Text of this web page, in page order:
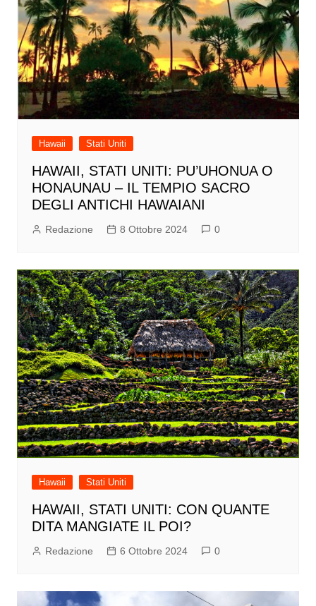
Hawaii Stati Uniti
HAWAII, STATI UNITI: PU’UHONUA O
HONAUNAU – IL TEMPIO SACRO
DEGLI ANTICHI HAWAIANI
Redazione 8 Ottobre 2024 0
Hawaii Stati Uniti
HAWAII, STATI UNITI: CON QUANTE
DITA MANGIATE IL POI?
Redazione 6 Ottobre 2024 0